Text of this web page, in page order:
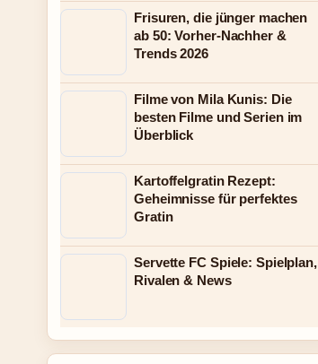
Frisuren, die jünger machen
ab 50: Vorher-Nachher &
Trends 2026
Filme von Mila Kunis: Die
besten Filme und Serien im
Überblick
Kartoffelgratin Rezept:
Geheimnisse für perfektes
Gratin
Servette FC Spiele: Spielplan,
Rivalen & News